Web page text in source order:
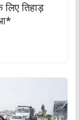
तिहाड़